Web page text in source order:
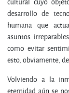
desarrollo de
humana que
asuntos
como evitar
esto, obviamente,
Volviendo a la
eternidad aún se